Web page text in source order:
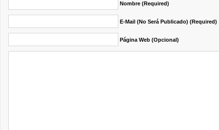
Nombre (required)
E-Mail (no Será Publicado) (required)
Página Web (opcional)